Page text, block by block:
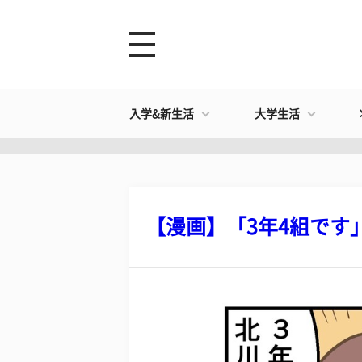
入学&新生活 大学生活
【漫画】「3年4組で